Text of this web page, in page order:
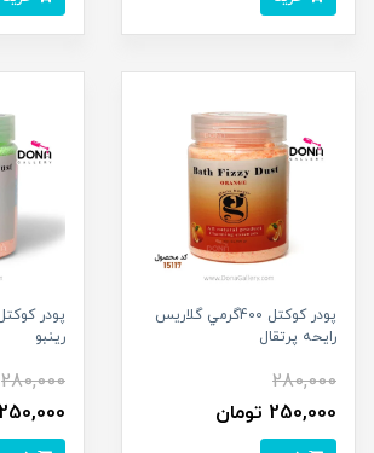
پودر کوکتل 400گرمي گلاريس
رايحه پرتقال
280,000
250,000 تومان
رينبو
280,000
250,000 تومان